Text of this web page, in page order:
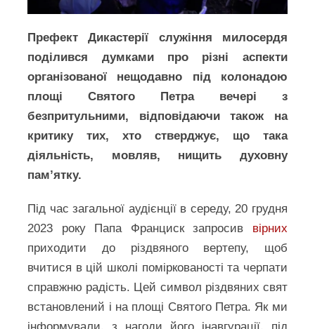
Префект Дикастерії служіння милосердя
поділився думками про різні аспекти
організованої нещодавно під колонадою
площі Святого Петра вечері з
безпритульними, відповідаючи також на
критику тих, хто стверджує, що така
діяльність, мовляв, нищить духовну
пам’ятку.
Під час загальної аудієнції в середу, 20 грудня
2023 року Папа Франциск запросив вірних
приходити до різдвяного вертепу, щоб
вчитися в цій школі поміркованості та черпати
справжню радість. Цей символ різдвяних свят
встановлений і на площі Святого Петра. Як ми
інформували, з нагоди його інавгурації, під